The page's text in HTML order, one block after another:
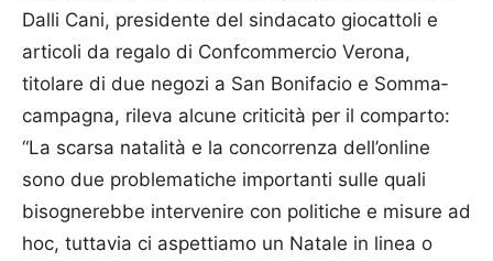
Dalli Cani, presidente del sindacato giocattoli e
articoli da regalo di Confcommercio Verona,
titolare di due negozi a San Bonifacio e Som­ma­
cam­pagna, rileva alcune criticità per il comparto:
“La scarsa natalità e la concorrenza dell’online
sono due problematiche importanti sulle quali
bisognerebbe intervenire con politiche e misure ad
hoc, tuttavia ci aspettiamo un Natale in linea o